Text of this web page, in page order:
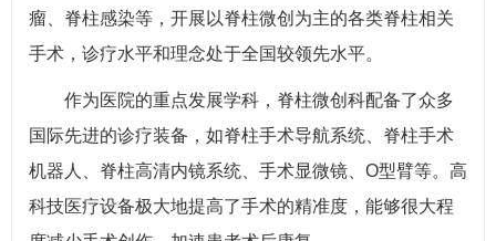
瘤、脊柱感染等，开展以脊柱微创为主的各类脊柱相关
手术，诊疗水平和理念处于全国较领先水平。
作为医院的重点发展学科，脊柱微创科配备了众多
国际先进的诊疗装备，如脊柱手术导航系统、脊柱手术
机器人、脊柱高清内镜系统、手术显微镜、O型臂等。高
科技医疗设备极大地提高了手术的精准度，能够很大程